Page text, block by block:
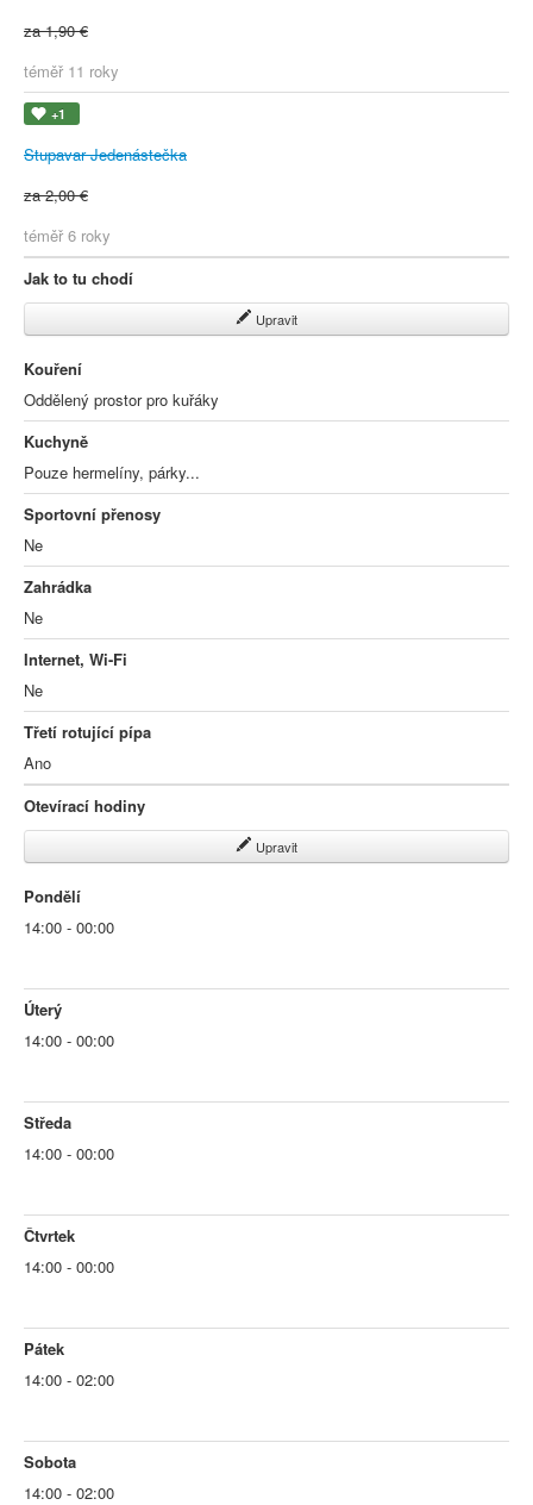
za 1,90 €
téměř 11 roky
+1
Stupavar Jedenástečka
za 2,00 €
téměř 6 roky
Jak to tu chodí
Upravit
Kouření
Oddělený prostor pro kuřáky
Kuchyně
Pouze hermelíny, párky...
Sportovní přenosy
Ne
Zahrádka
Ne
Internet, Wi-Fi
Ne
Třetí rotující pípa
Ano
Otevírací hodiny
Upravit
Pondělí
14:00 - 00:00
Úterý
14:00 - 00:00
Středa
14:00 - 00:00
Čtvrtek
14:00 - 00:00
Pátek
14:00 - 02:00
Sobota
14:00 - 02:00